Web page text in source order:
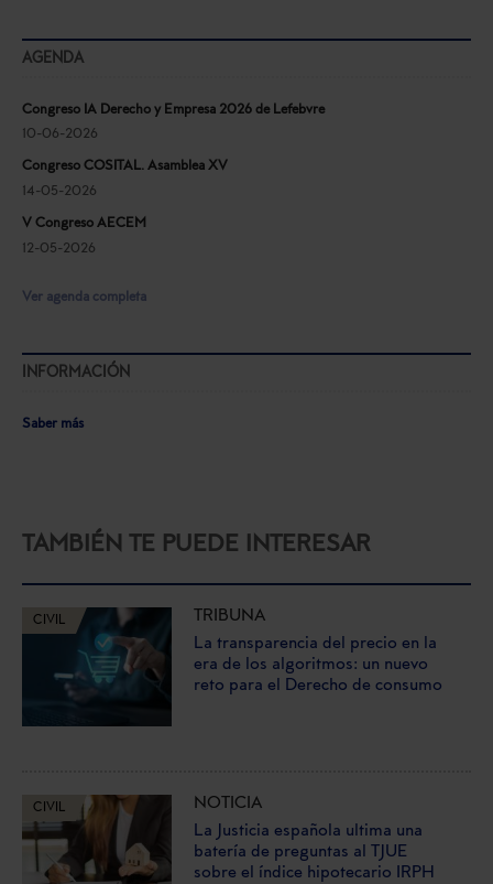
AGENDA
Congreso IA Derecho y Empresa 2026 de Lefebvre
10-06-2026
Congreso COSITAL. Asamblea XV
14-05-2026
V Congreso AECEM
12-05-2026
Ver agenda completa
INFORMACIÓN
Saber más
TAMBIÉN TE PUEDE INTERESAR
CIVIL
TRIBUNA
La transparencia del precio en la
era de los algoritmos: un nuevo
reto para el Derecho de consumo
CIVIL
NOTICIA
La Justicia española ultima una
batería de preguntas al TJUE
sobre el índice hipotecario IRPH